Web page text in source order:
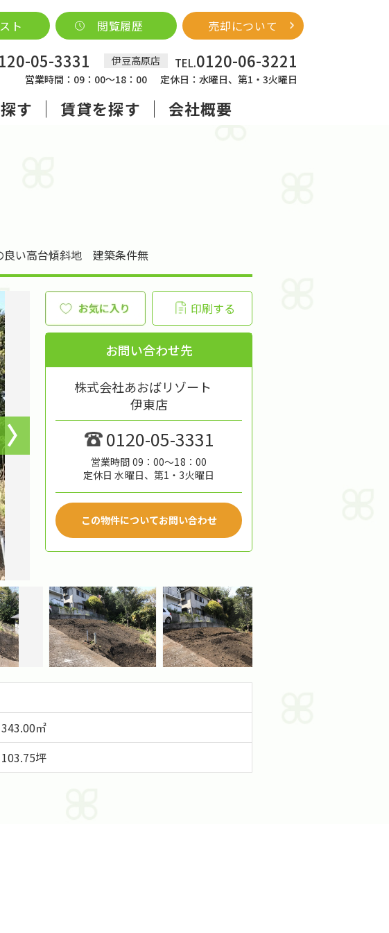
05-3331 伊豆高原店 TEL.0120-06-3221
営業時間：09：00～18：00 定休日：水曜日、第1・3火曜日
ト 閲覧履歴 売却について
す 賃貸を探す 会社概要
い高台傾斜地 建築条件無
印刷する
お問い合わせ先
株式会社あおばリゾート
伊東店
0120-05-3331
営業時間 09：00～18：00
定休日 水曜日、第1・3火曜日
この物件についてお問い合わせ
343.00㎡
103.75坪